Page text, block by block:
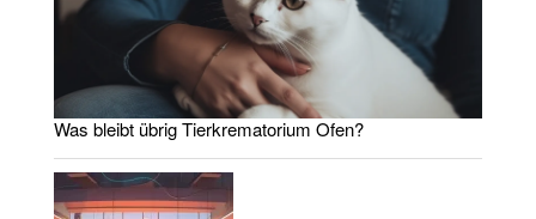
Was bleibt übrig Tierkrematorium Ofen?